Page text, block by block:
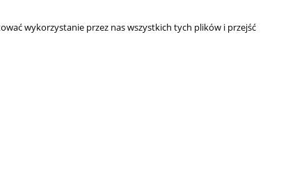
wykorzystanie przez nas wszystkich tych plików i przejść